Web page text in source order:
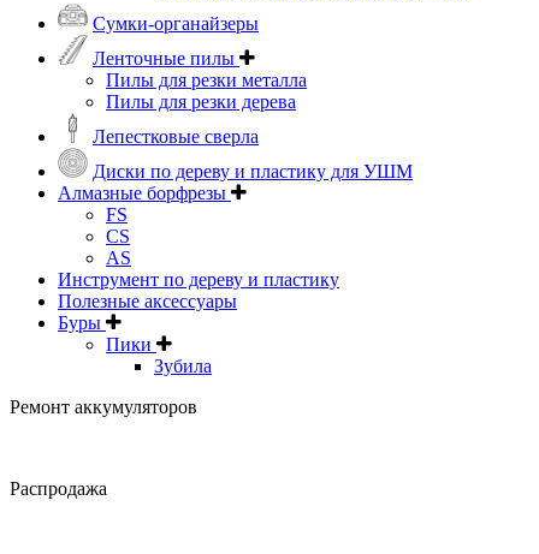
Сумки-органайзеры
Ленточные пилы
Пилы для резки металла
Пилы для резки дерева
Лепестковые сверла
Диски по дереву и пластику для УШМ
Алмазные борфрезы
FS
CS
AS
Инструмент по дереву и пластику
Полезные аксессуары
Буры
Пики
Зубила
Ремонт аккумуляторов
Распродажа